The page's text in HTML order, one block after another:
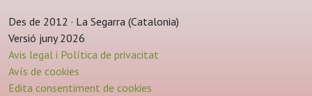
Des de 2012 · La Segarra (Catalonia)
Versió juny 2026
Avis legal i Política de privacitat
Avís de cookies
Edita consentiment de cookies